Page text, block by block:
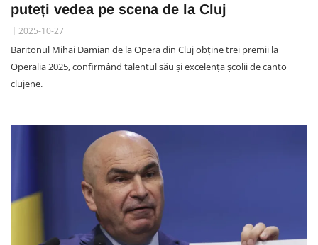
puteți vedea pe scena de la Cluj
2025-10-27
Baritonul Mihai Damian de la Opera din Cluj obține trei premii la
Operalia 2025, confirmând talentul său și excelența școlii de canto
clujene.